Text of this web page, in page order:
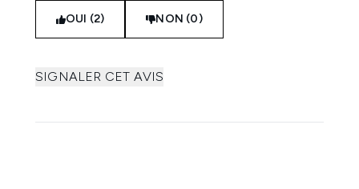
OUI (2) NON (0)
SIGNALER CET AVIS